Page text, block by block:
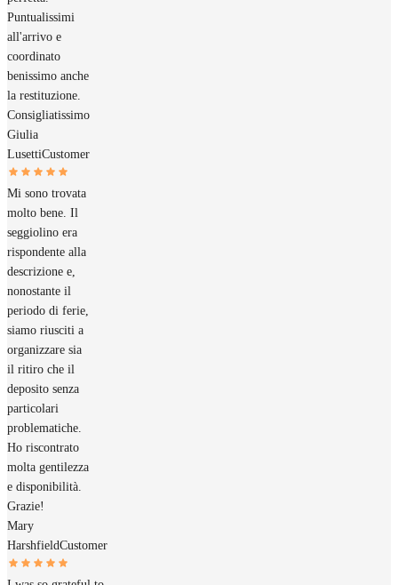
Puntualissimi
all'arrivo e
coordinato
benissimo anche
la restituzione.
Consigliatissimo
Giulia
LusettiCustomer
Mi sono trovata
molto bene. Il
seggiolino era
rispondente alla
descrizione e,
nonostante il
periodo di ferie,
siamo riusciti a
organizzare sia
il ritiro che il
deposito senza
particolari
problematiche.
Ho riscontrato
molta gentilezza
e disponibilità.
Grazie!
Mary
HarshfieldCustomer